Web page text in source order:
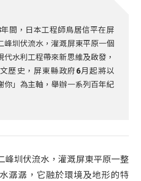
間，日本工程師鳥居信平在屏
峰圳伏流水，灌溉屏東平原一個
代水利工程帶來新思維及啟發，
歷史，屏東縣政府6月起將以
你」為主軸，舉辦一系列百年紀
峰圳伏流水，灌溉屏東平原一整
潺潺，它融於環境及地形的特